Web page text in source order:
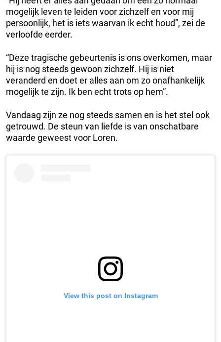
mogelijk leven te leiden voor zichzelf en voor mij
persoonlijk, het is iets waarvan ik echt houd”, zei de
verloofde eerder.
“Deze tragische gebeurtenis is ons overkomen, maar
hij is nog steeds gewoon zichzelf. Hij is niet
veranderd en doet er alles aan om zo onafhankelijk
mogelijk te zijn. Ik ben echt trots op hem”.
Vandaag zijn ze nog steeds samen en is het stel ook
getrouwd. De steun van liefde is van onschatbare
waarde geweest voor Loren.
View this post on Instagram